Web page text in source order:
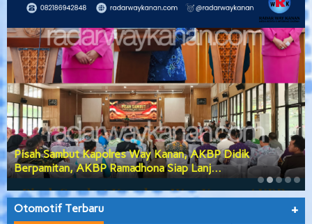
Pisah Sambut Kapolres Way Kanan, AKBP Didik
Berpamitan, AKBP Ramadhona Siap Lanj…
Otomotif Terbaru +